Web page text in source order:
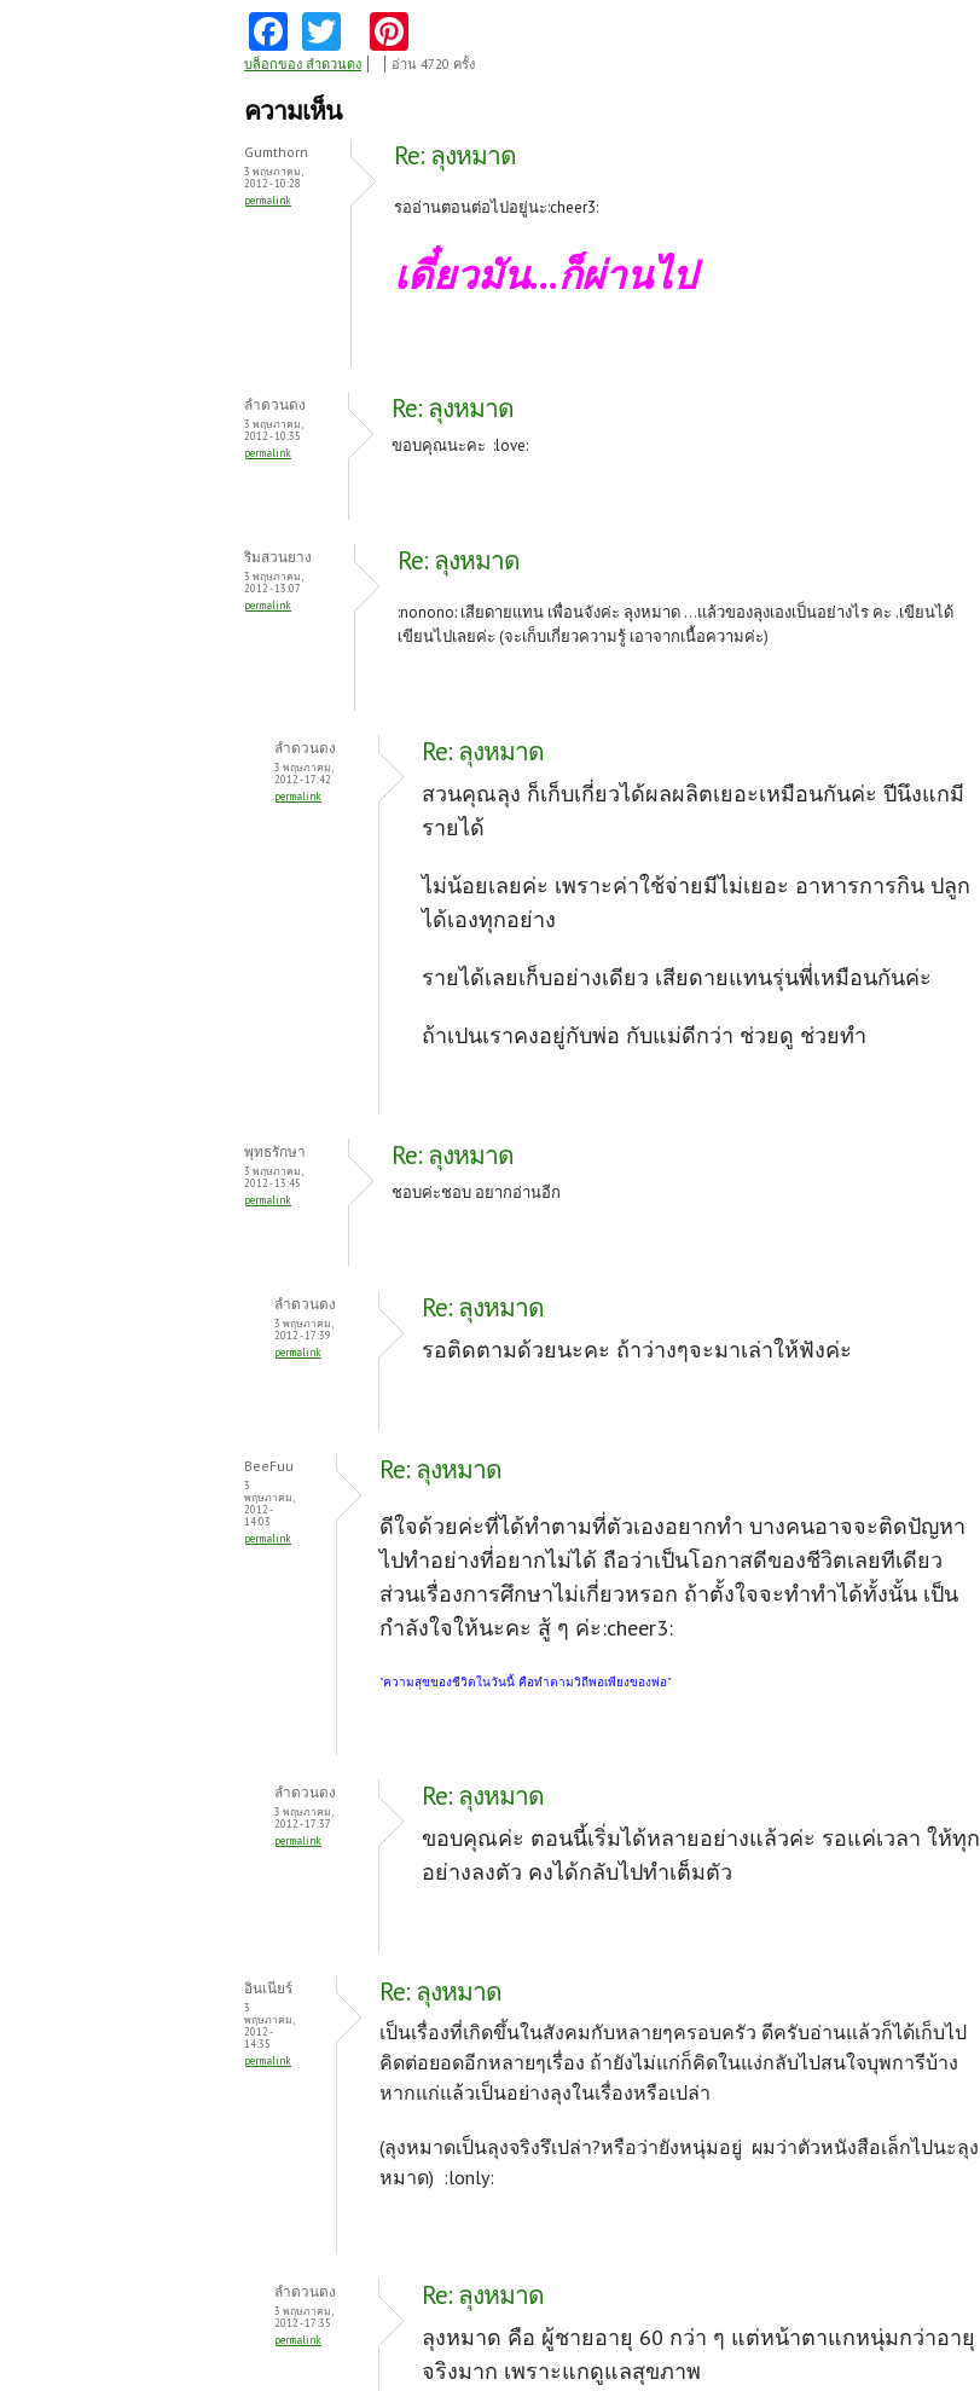
Fa
ce
b
o
o
k
w
itt
er
nt
es
t
บล็อกของ ลำดวนดง อ่าน 4720 ครั้ง
ความเห็น
Gumthorn
3 พฤษภาคม,
2012 - 10:28
permalink
Re: ลุงหมาด
รออ่านตอนต่อไปอยู่นะ:cheer3:
เดี๋ยวมัน...ก็ผ่านไป
ลำดวนดง
3 พฤษภาคม,
2012 - 10:35
permalink
Re: ลุงหมาด
ขอบคุณนะคะ :love:
ริมสวนยาง
3 พฤษภาคม,
2012 - 13:07
permalink
Re: ลุงหมาด
:nonono: เสียดายแทน เพื่อนจังค่ะ ลุงหมาด ...แล้วของลุงเองเป็นอย่างไร คะ .เขียนได้
เขียนไปเลยค่ะ (จะเก็บเกี่ยวความรู้ เอาจากเนื้อความค่ะ)
ลำดวนดง
3 พฤษภาคม,
2012 - 17:42
permalink
Re: ลุงหมาด
สวนคุณลุง ก็เก็บเกี่ยวได้ผลผลิตเยอะเหมือนกันค่ะ ปีนึงแกมี
รายได้
ไม่น้อยเลยค่ะ เพราะค่าใช้จ่ายมีไม่เยอะ อาหารการกิน ปลูก
ได้เองทุกอย่าง
รายได้เลยเก็บอย่างเดียว เสียดายแทนรุ่นพี่เหมือนกันค่ะ
ถ้าเปนเราคงอยู่กับพ่อ กับแม่ดีกว่า ช่วยดู ช่วยทำ
พุทธรักษา
3 พฤษภาคม,
2012 - 13:45
permalink
Re: ลุงหมาด
ชอบค่ะชอบ อยากอ่านอีก
ลำดวนดง
3 พฤษภาคม,
2012 - 17:39
permalink
Re: ลุงหมาด
รอติดตามด้วยนะคะ ถ้าว่างๆจะมาเล่าให้ฟังค่ะ
BeeFuu
3
พฤษภาคม,
2012 -
14:03
permalink
Re: ลุงหมาด
ดีใจด้วยค่ะที่ได้ทำตามที่ตัวเองอยากทำ บางคนอาจจะติดปัญหา
ไปทำอย่างที่อยากไม่ได้ ถือว่าเป็นโอกาสดีของชีวิตเลยทีเดียว
ส่วนเรื่องการศึกษาไม่เกี่ยวหรอก ถ้าตั้งใจจะทำทำได้ทั้งนั้น เป็น
กำลังใจให้นะคะ สู้ ๆ ค่ะ:cheer3:
"ความสุขของชีวิตในวันนี้ คือทำตามวิถีพอเพียงของพ่อ"
ลำดวนดง
3 พฤษภาคม,
2012 - 17:37
permalink
Re: ลุงหมาด
ขอบคุณค่ะ ตอนนี้เริ่มได้หลายอย่างแล้วค่ะ รอแค่เวลา ให้ทุก
อย่างลงตัว คงได้กลับไปทำเต็มตัว
อินเนียร์
3
พฤษภาคม,
2012 -
14:35
permalink
Re: ลุงหมาด
เป็นเรื่องที่เกิดขึ้นในสังคมกับหลายๆครอบครัว ดีครับอ่านแล้วก็ได้เก็บไป
คิดต่อยอดอีกหลายๆเรื่อง ถ้ายังไม่แก่ก็คิดในแง่กลับไปสนใจบุพการีบ้าง
หากแก่แล้วเป็นอย่างลุงในเรื่องหรือเปล่า
(ลุงหมาดเป็นลุงจริงรึเปล่า?หรือว่ายังหนุ่มอยู่ ผมว่าตัวหนังสือเล็กไปนะลุง
หมาด) :lonly:
ลำดวนดง
3 พฤษภาคม,
2012 - 17:35
permalink
Re: ลุงหมาด
ลุงหมาด คือ ผู้ชายอายุ 60 กว่า ๆ แต่หน้าตาแกหนุ่มกว่าอายุ
จริงมาก เพราะแกดูแลสุขภาพ